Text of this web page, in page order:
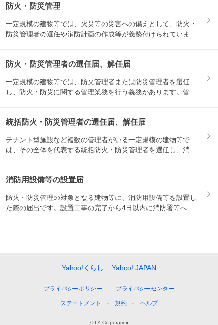
防火・防災管理
一定規模の建物等では、火災等の災害への備えとして、防火・
防災管理者の選任や消防計画の作成等が義務付けられていま
防火・防災管理者の選任届、解任届
一定規模の建物等では、防火管理者または防災管理者を選任
し、防火・防災に関する管理業務を行う義務があります。管理
統括防火・防災管理者の選任届、解任届
テナント型施設など複数の管理者がいる一定規模の建物等で
は、その全体を代表する統括防火・防災管理者を選任し、消防
消防用設備等の設置届
防火・防災管理の対象となる建物等に、消防用設備等を設置し
た際の届出です。設置工事の完了から4日以内に消防署等への
Yahoo!くらし Yahoo! JAPAN
プライバシーポリシー プライバシーセンター
ステートメント 規約 ヘルプ
© LY Corporation